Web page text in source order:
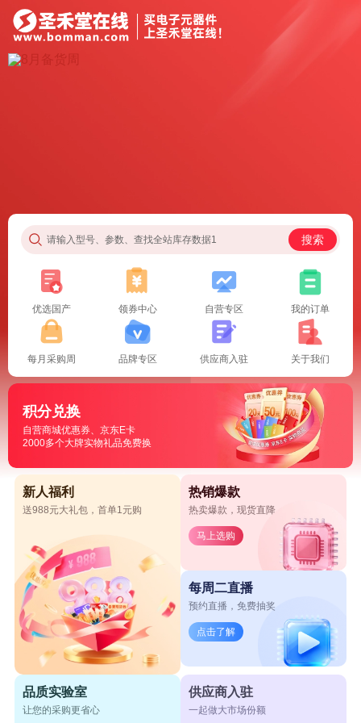
请输入型号、参数、查找全站库存数据1 搜索
优选国产 领券中心 自营专区 我的订单
每月采购周 品牌专区 供应商入驻 关于我们
积分兑换
自营商城优惠券、京东E卡
2000多个大牌实物礼品免费换
新人福利
送988元大礼包，首单1元购
热销爆款
热卖爆款，现货直降
马上选购
每周二直播
预约直播，免费抽奖
点击了解
品质实验室
让您的采购更省心
供应商入驻
一起做大市场份额